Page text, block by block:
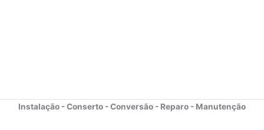
Instalação - Conserto - Conversão - Reparo - Manutenção